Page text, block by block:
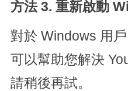
方法 3. 重新啟動
對於 Windows 用
可以幫助您解決
請稍後再試。